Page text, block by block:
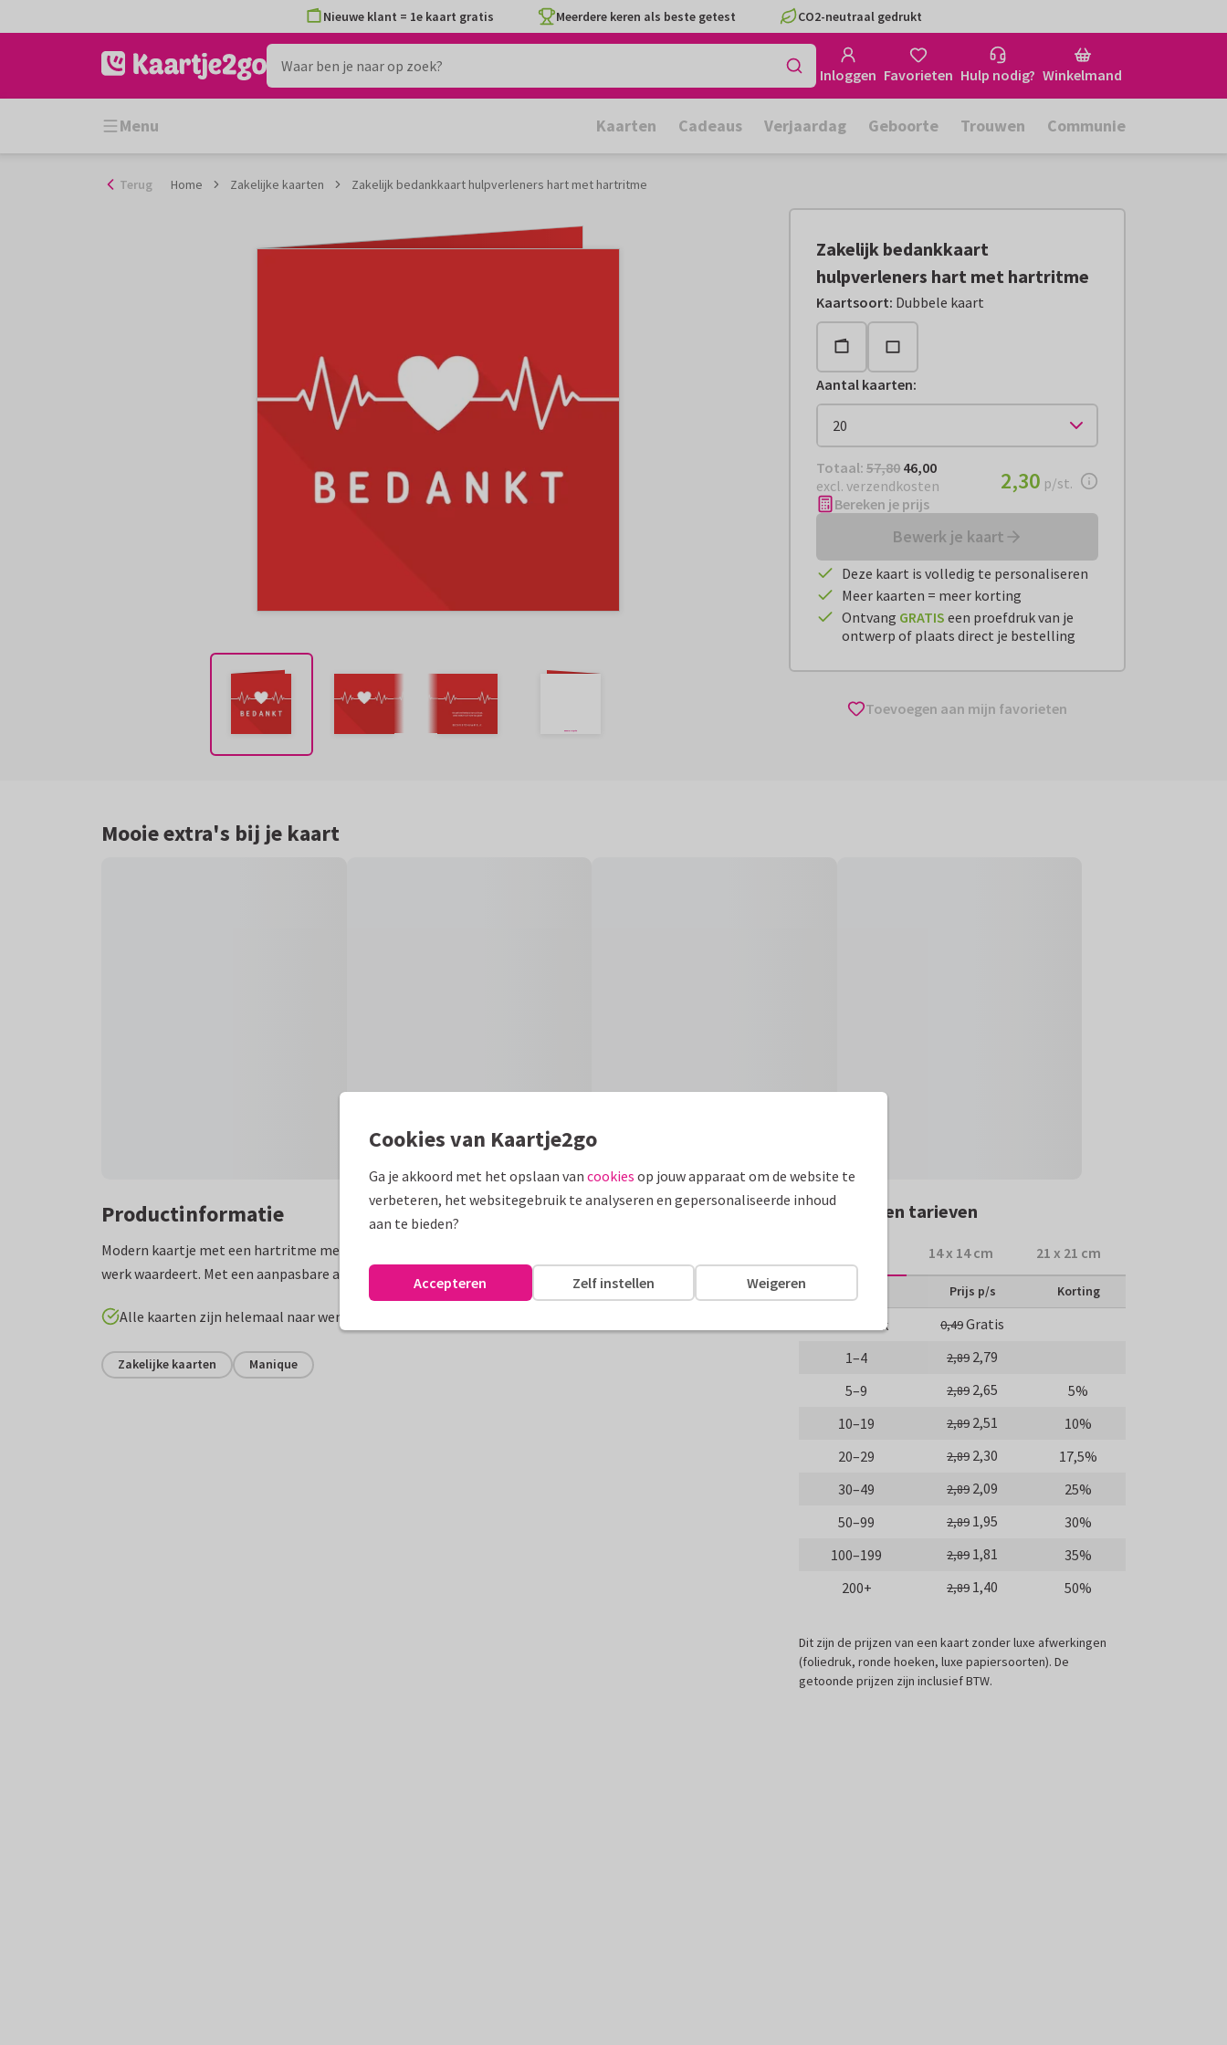
naar
Nieuwe klant = 1e kaart gratis Meerdere keren als beste getest CO2-neutraal gedrukt
Inloggen Favorieten Hulp nodig? Winkelmand
Menu Kaarten Cadeaus Verjaardag Geboorte Trouwen Communie
Terug Home Zakelijke kaarten Zakelijk bedankkaart hulpverleners hart met hartritme
Zakelijk bedankkaart
hulpverleners hart met hartritme
Kaartsoort: Dubbele kaart
Aantal kaarten:
Totaal: € 46,00
Totaal: 57,80 46,00
excl. verzendkosten
€ 2,30per stuk
2,30 p/st.
Bereken je prijs
Bewerk je kaart
Deze kaart is volledig te personaliseren
Meer kaarten = meer korting
Ontvang GRATIS een proefdruk van je
ontwerp of plaats direct je bestelling
Toevoegen aan mijn favorieten
Mooie extra's bij je kaart
Productinformatie
Modern kaartje met een hartritme met hart! Om te laten weten dat je het harde
werk waardeert. Met een aanpasbare achtergrondkleur.
Alle kaarten zijn helemaal naar wens aan te passen
Zakelijke kaarten Manique
Formaten en tarieven
14 x 14 cm 21 x 21 cm
Prijs p/s Korting
Proefdruk 0,49Gratis
1–4
2,89 2,79
5–9
2,89 2,65
5%
10–19
2,89 2,51
10%
20–29
2,89 2,30
17,5%
30–49
2,89 2,09
25%
50–99
2,89 1,95
30%
100–199
2,89 1,81
35%
200+
2,89 1,40 50%
Dit zijn de prijzen van een kaart zonder luxe afwerkingen
(foliedruk, ronde hoeken, luxe papiersoorten). De
getoonde prijzen zijn inclusief BTW.
Cookies van Kaartje2go
Ga je akkoord met het opslaan van cookies op jouw apparaat om de website te
verbeteren, het websitegebruik te analyseren en gepersonaliseerde inhoud
aan te bieden?
Weigeren
Zelf instellen
Accepteren